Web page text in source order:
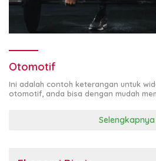
Otomotif
Ini adalah contoh keterangan untuk
otomotif, anda bisa dengan mudah
Selengkapnya